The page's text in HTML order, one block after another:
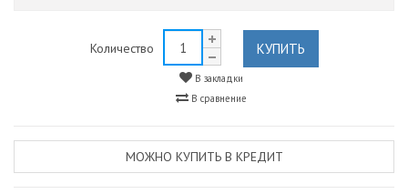
Количество КУПИТЬ
В закладки
В сравнение
МОЖНО КУПИТЬ В КРЕДИТ